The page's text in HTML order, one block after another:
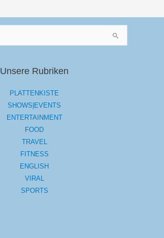
Unsere Rubriken
PLATTENKISTE
SHOWS|EVENTS
ENTERTAINMENT
FOOD
TRAVEL
FITNESS
ENGLISH
VIRAL
SPORTS